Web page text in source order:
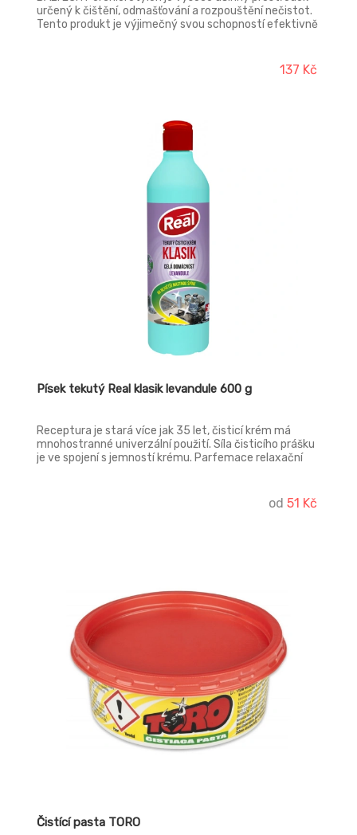
určený k čištění, odmašťování a rozpouštění nečistot.
Tento produkt je výjimečný svou schopností efektivně
137 Kč
Písek tekutý Real klasik levandule 600 g
Receptura je stará více jak 35 let, čisticí krém má
mnohostranné univerzální použití. Síla čisticího prášku
je ve spojení s jemností krému. Parfemace relaxační
od 51 Kč
Čistící pasta TORO